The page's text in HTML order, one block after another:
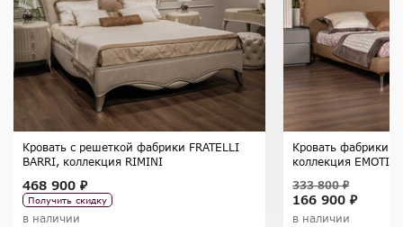
Кровать с решеткой фабрики FRATELLI
BARRI, коллекция RIMINI
468 900 ₽
Получить скидку
в наличии
Кровать фабрики
коллекция
166 900 ₽
333 800 ₽
в наличии